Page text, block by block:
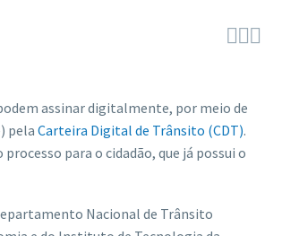

assinar digitalmente, por meio de
pela Carteira Digital de Trânsito (CDT).
para o cidadão, que já possui o
Nacional de Trânsito